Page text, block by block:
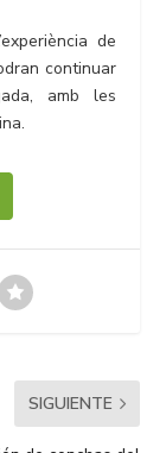
de
continuar
amb les
SIGUIENTE